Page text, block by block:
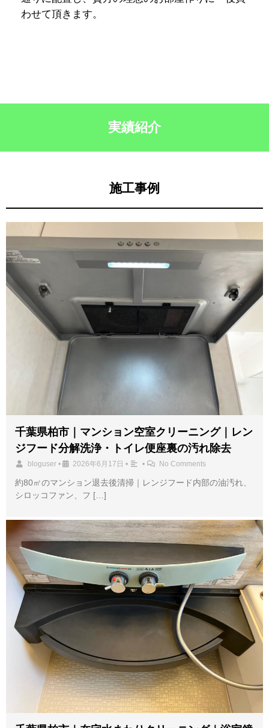
わせて頂きます。
実績紹介
施工事例
千葉県柏市｜マンション空室クリーニング｜レン
ジフード分解洗浄・トイレ便座裏の汚れ除去
bloguser • 2026年6月17日 • • No Comments
約80㎡のマンション退去後清掃｜レンジフード内部の油汚れ、
シロッコファン、フ […]